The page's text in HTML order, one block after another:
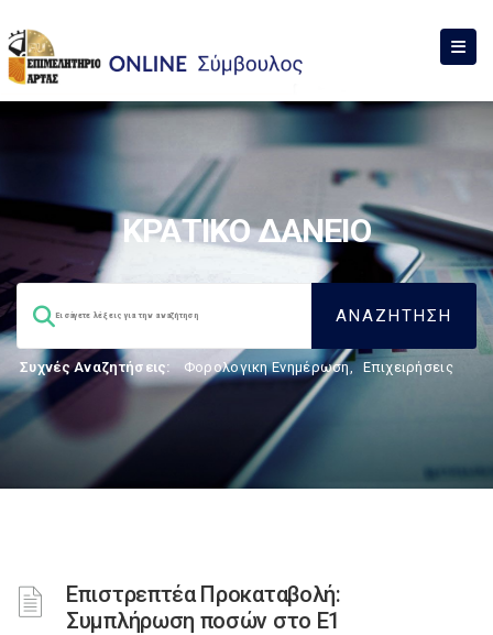
ΚΡΑΤΙΚΟ ΔΑΝΕΙΟ
Συχνές Αναζητήσεις: Φορολογικη Ενημέρωση, Επιχειρήσεις
Επιστρεπτέα Προκαταβολή:
Συμπλήρωση ποσών στο Ε1